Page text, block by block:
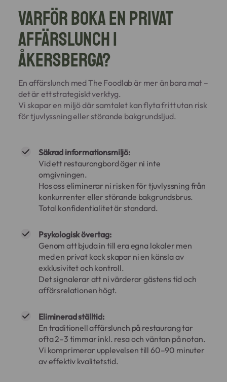
Varför boka en privat
affärslunch i
Åkersberga?
En affärslunch med The Foodlab är mer än bara mat –
det är ett strategiskt verktyg.
Vi skapar en miljö där samtalet kan flyta fritt utan risk
för tjuvlyssning eller störande bakgrundsljud.
Säkrad informationsmiljö:
Vid ett restaurangbord äger ni inte
omgivningen.
Hos oss eliminerar ni risken för tjuvlyssning från
konkurrenter eller störande bakgrundsbrus.
Total konfidentialitet är standard.
Psykologisk övertag:
Genom att bjuda in till era egna lokaler men
med en privat kock skapar ni en känsla av
exklusivitet och kontroll.
Det signalerar att ni värderar gästens tid och
affärsrelationen högt.
Eliminerad ställtid:
En traditionell affärslunch på restaurang tar
ofta 2–3 timmar inkl. resa och väntan på notan.
Vi komprimerar upplevelsen till 60–90 minuter
av effektiv kvalitetstid.